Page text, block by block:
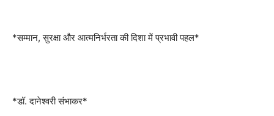
*सम्मान, सुरक्षा और आत्मनिर्भरता की दिशा में प्रभावी पहल*
*डॉ. दानेश्वरी संभाकर*